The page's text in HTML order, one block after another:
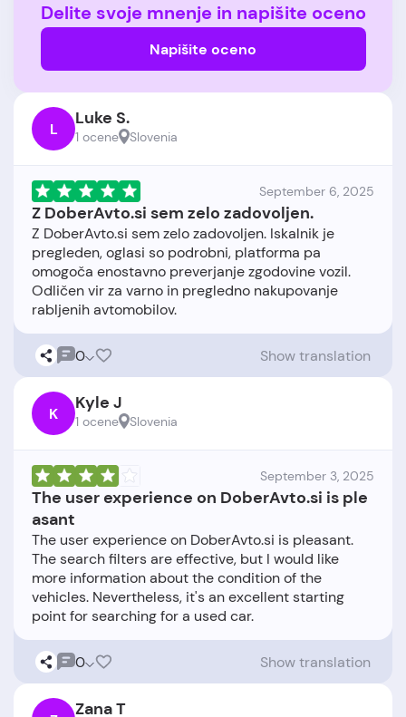
Delite svoje mnenje in napišite oceno
Napišite oceno
L Luke S.
1 ocene Slovenia
September 6, 2025
Z DoberAvto.si sem zelo zadovoljen.
Z DoberAvto.si sem zelo zadovoljen. Iskalnik je
pregleden, oglasi so podrobni, platforma pa
omogoča enostavno preverjanje zgodovine vozil.
Odličen vir za varno in pregledno nakupovanje
0 Show translation
K Kyle J
1 ocene Slovenia
September 3, 2025
The user experience on DoberAvto.si is ple
asant
The user experience on DoberAvto.si is pleasant.
The search filters are effective, but I would like
more information about the condition of the
vehicles. Nevertheless, it's an excellent starting
0 Show translation
Zana T